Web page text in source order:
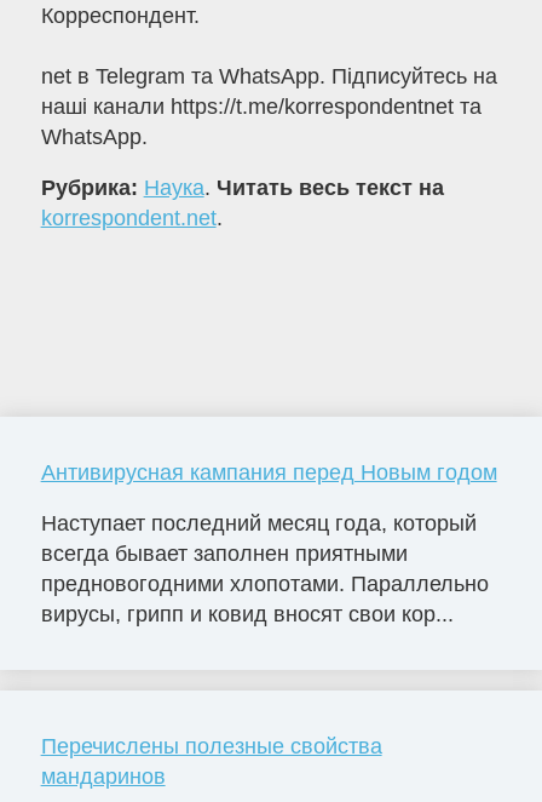
Корреспондент.
net в Telegram та WhatsApp. Підписуйтесь на
наші канали https://t.me/korrespondentnet та
WhatsApp.
Рубрика: Наука. Читать весь текст на
korrespondent.net.
Антивирусная кампания перед Новым годом
Наступает последний месяц года, который
всегда бывает заполнен приятными
предновогодними хлопотами. Параллельно
вирусы, грипп и ковид вносят свои кор...
Перечислены полезные свойства
мандаринов